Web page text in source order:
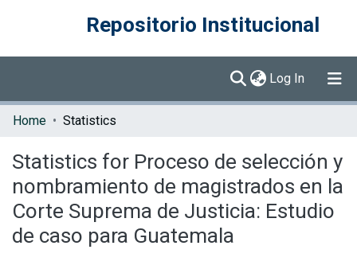
Repositorio Institucional
Log In (current)
Communities & Collections
Home Statistics
Statistics for Proceso de selección y
nombramiento de magistrados en la
Corte Suprema de Justicia: Estudio
de caso para Guatemala